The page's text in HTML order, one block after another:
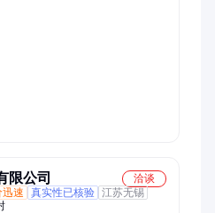
口轴承、SKF 安装工具、SKF 激
限公司
洽谈
迅速 真实性已核验 江苏无锡